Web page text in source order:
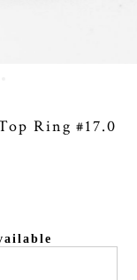
Ring #17.0